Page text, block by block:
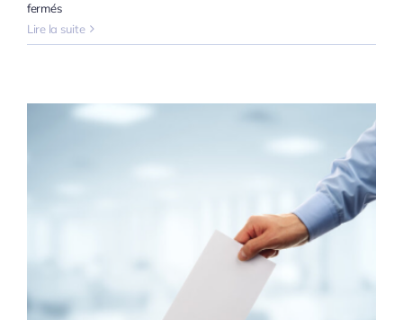
ferméssur
L’abandon
de
Lire la suite